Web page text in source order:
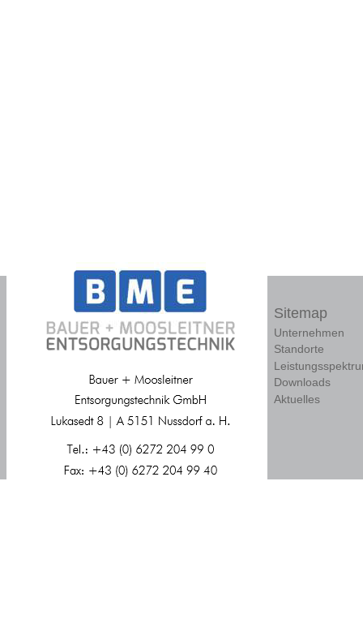
Sitemap
Unternehmen
Standorte
Downloads
Aktuelles